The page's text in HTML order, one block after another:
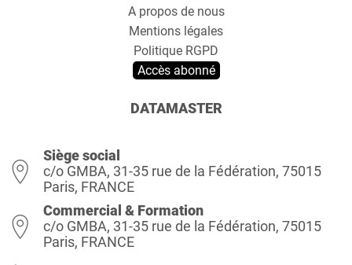
A propos de nous
Mentions légales
Politique RGPD
Accès abonné
DATAMASTER
Siège social
c/o GMBA, 31-35 rue de la Fédération, 75015
Paris, FRANCE
Commercial & Formation
c/o GMBA, 31-35 rue de la Fédération, 75015
Paris, FRANCE